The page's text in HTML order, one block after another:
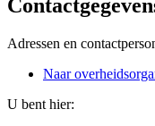
Adressen en
Naar
U bent hier: